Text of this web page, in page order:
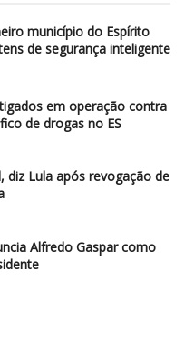
município do Espírito
de segurança inteligente
em operação contra
de drogas no ES
diz Lula após revogação de
Alfredo Gaspar como